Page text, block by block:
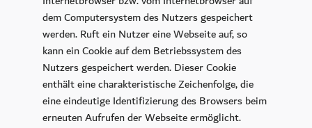
dem Computersystem des Nutzers gespeichert
werden. Ruft ein Nutzer eine Webseite auf, so
kann ein Cookie auf dem Betriebssystem des
Nutzers gespeichert werden. Dieser Cookie
enthält eine charakteristische Zeichenfolge, die
eine eindeutige Identifizierung des Browsers beim
erneuten Aufrufen der Webseite ermöglicht.